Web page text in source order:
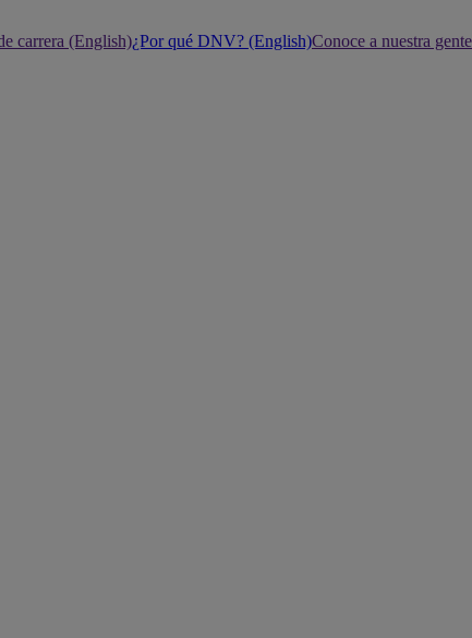
carrera (English)¿Por qué DNV? (English)Conoce a nuestra